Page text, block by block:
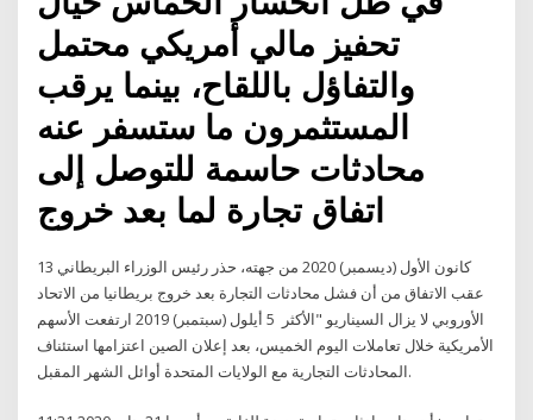
تحفيز مالي أمريكي محتمل
والتفاؤل باللقاح، بينما يرقب
المستثمرون ما ستسفر عنه
محادثات حاسمة للتوصل إلى
اتفاق تجارة لما بعد خروج
13 كانون الأول (ديسمبر) 2020 من جهته، حذر رئيس الوزراء البريطاني
عقب الاتفاق من أن فشل محادثات التجارة بعد خروج بريطانيا من الاتحاد
الأوروبي لا يزال السيناريو "الأكثر 5 أيلول (سبتمبر) 2019 ارتفعت الأسهم
الأمريكية خلال تعاملات اليوم الخميس، بعد إعلان الصين اعتزامها استئناف
المحادثات التجارية مع الولايات المتحدة أوائل الشهر المقبل.